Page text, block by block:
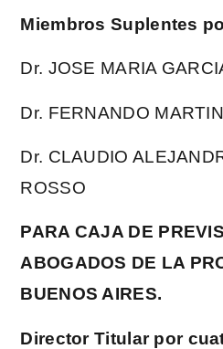
Miembros Suplentes
Dr. JOSE MARIA
Dr. FERNANDO
Dr. CLAUDIO
ROSSO
PARA CAJA DE
ABOGADOS DE LA
BUENOS AIRES.
Director Titular por